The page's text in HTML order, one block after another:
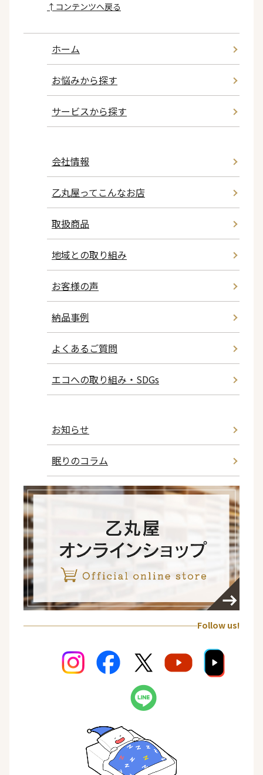
↑ コンテンツへ戻る
ホーム
お悩みから探す
サービスから探す
会社情報
乙丸屋ってこんなお店
取扱商品
地域との取り組み
お客様の声
納品事例
よくあるご質問
エコへの取り組み・SDGs
お知らせ
眠りのコラム
Follow us!